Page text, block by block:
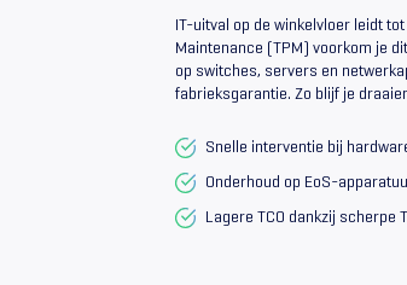
IT-uitval op de winkelvloer leidt
Maintenance (TPM) voorkom je
op switches, servers en
fabrieksgarantie. Zo blijf je
Snelle interventie bij
Onderhoud op EoS-
Lagere TCO dankzij scherpe